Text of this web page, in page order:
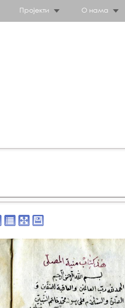
Пројекти О нама